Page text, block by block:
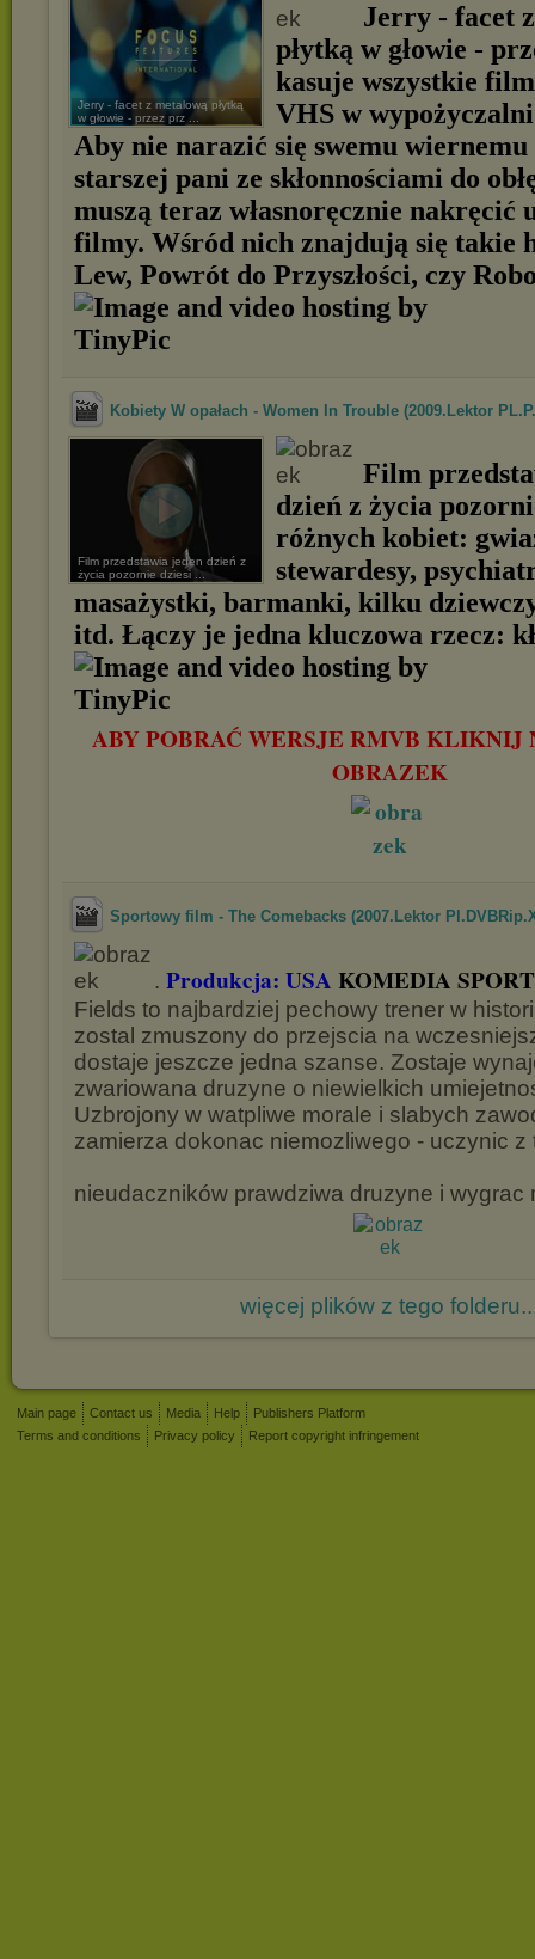
Jerry - facet z metalową płytką
w głowie - przez prz ...
Jerry - facet
płytką w głowie -
kasuje wszystkie
VHS w
Aby nie narazić się swemu
starszej pani ze skłonnościami do
muszą teraz własnoręcznie nakręcić
filmy. Wśród nich znajdują się takie
Lew, Powrót do Przyszłości, czy
Kobiety W opałach - Women In Trouble (2009.Lektor
Film przedstawia jeden dzień z
życia pozornie dziesi ...
Film
dzień z życia
różnych kobiet:
stewardesy,
masażystki, barmanki, kilku
itd. Łączy je jedna kluczowa rzecz:
ABY POBRAĆ WERSJE RMVB KLIKNIJ
OBRAZEK
Sportowy film - The Comebacks (2007.Lektor
. Produkcja: USA KOMEDIA
Fields to najbardziej pechowy trener w
zostal zmuszony do przejscia na
dostaje jeszcze jedna szanse. Zostaje
zwariowana druzyne o niewielkich
Uzbrojony w watpliwe morale i slabych
zamierza dokonac niemozliwego - uczynic z
nieudaczników prawdziwa druzyne i wygrac
więcej plików z tego
Main page Contact us Media Help
Publishers Platform
Terms and conditions
Privacy policy Report copyright infringement